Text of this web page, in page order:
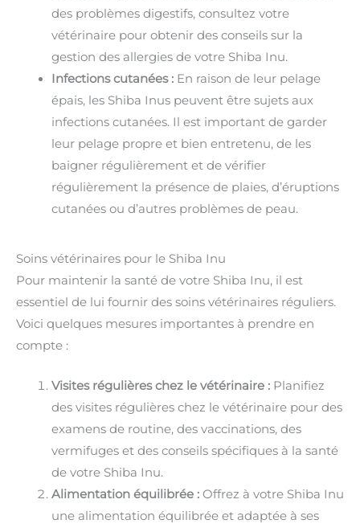
des problèmes digestifs, consultez votre
vétérinaire pour obtenir des conseils sur la
gestion des allergies de votre Shiba Inu.
Infections cutanées :En raison de leur pelage
épais, les Shiba Inus peuvent être sujets aux
infections cutanées. Il est important de garder
leur pelage propre et bien entretenu, de les
baigner régulièrement et de vérifier
régulièrement la présence de plaies, d’éruptions
cutanées ou d’autres problèmes de peau.
Soins vétérinaires pour le Shiba Inu
Pour maintenir la santé de votre Shiba Inu, il est
essentiel de lui fournir des soins vétérinaires réguliers.
Voici quelques mesures importantes à prendre en
compte :
Visites régulières chez le vétérinaire :Planifiez
des visites régulières chez le vétérinaire pour des
examens de routine, des vaccinations, des
vermifuges et des conseils spécifiques à la santé
de votre Shiba Inu.
Alimentation équilibrée :Offrez à votre Shiba Inu
une alimentation équilibrée et adaptée à ses